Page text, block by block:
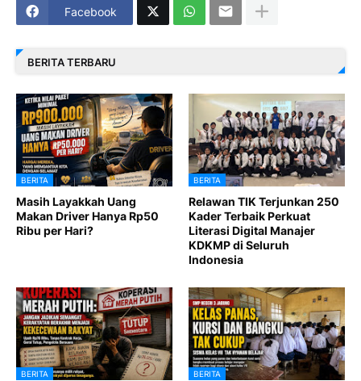
Facebook
BERITA TERBARU
BERITA
Masih Layakkah Uang
Makan Driver Hanya Rp50
Ribu per Hari?
BERITA
Relawan TIK Terjunkan 250
Kader Terbaik Perkuat
Literasi Digital Manajer
KDKMP di Seluruh
Indonesia
BERITA BERITA